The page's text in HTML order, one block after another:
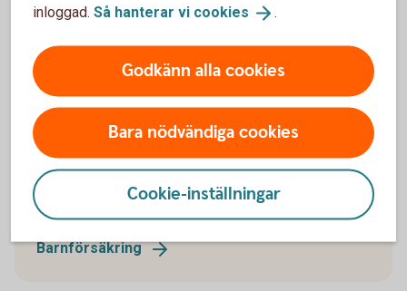
Barnförsäkring
Vår barnförsäkring omfattar oförutsedda händelser
som kan inträffa under barnets uppväxt, såväl
sjukdom som olycksfall. Den gäller dygnet runt och
kompletterar förskolans och skolans
olycksfallsförsäkring.
Barnförsäkring
inloggad. Så hanterar vi cookies .
Godkänn alla cookies
Bara nödvändiga cookies
Cookie-inställningar